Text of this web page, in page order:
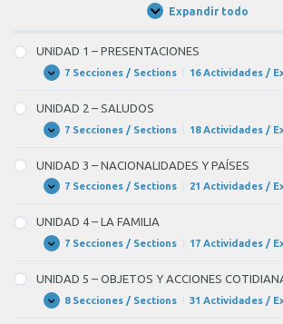
tengo
Bueno,
muchas
gracias.
Aquí
BLANK
3
Expandir todo
Unidades
UNIDAD 1 – PRESENTACIONES
Expandir
UNIDAD
–
PRESENTACIONES
7 Secciones / Sections 16 Actividades /
UNIDAD 2 – SALUDOS
Expandir
UNIDAD
–
SALUDOS
7 Secciones / Sections 18 Actividades /
UNIDAD 3 – NACIONALIDADES Y PAÍSES
Expandir
UNIDAD
–
NACIONALIDADES
Y
PAÍSES
7 Secciones / Sections 21 Actividades /
UNIDAD 4 – LA FAMILIA
Expandir
UNIDAD
–
LA
FAMILIA
7 Secciones / Sections 17 Actividades /
UNIDAD 5 – OBJETOS Y ACCIONES
Expandir
UNIDAD8 Secciones / Sections 31 Actividades /